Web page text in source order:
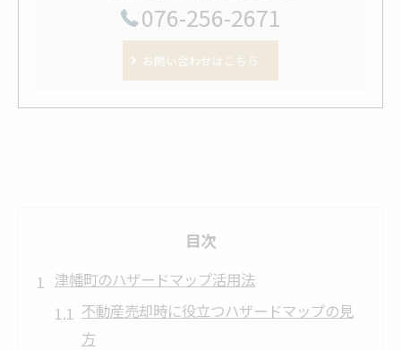
076-256-2671
お問い合わせはこちら
目次
津幡町のハザードマップ活用法
不動産売却時に役立つハザードマップの見
方